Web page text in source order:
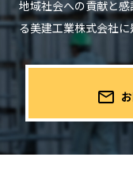
地域社会への貢献と
る美建工業株式会社に
mail_outline